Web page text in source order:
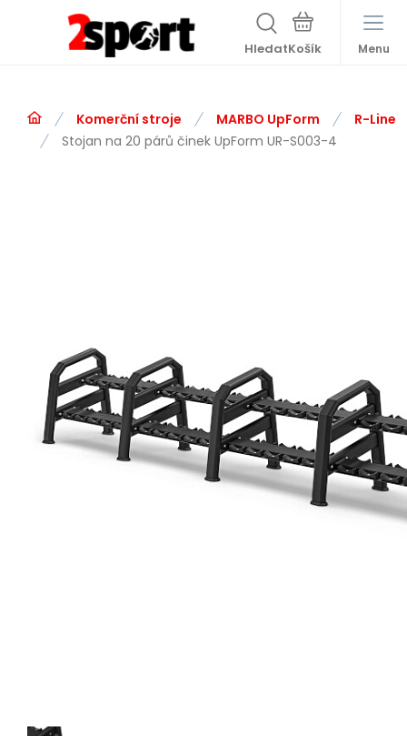
Hledat Menu
Komerční stroje MARBO UpForm
R-Line
Stojan na 20 párů činek UpForm UR-S003-4